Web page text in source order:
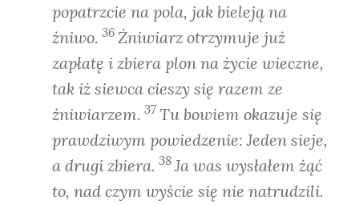
popatrzcie na pola, jak bieleją na
żniwo. 36 Żniwiarz otrzymuje już
zapłatę i zbiera plon na życie wieczne,
tak iż siewca cieszy się razem ze
żniwiarzem. 37 Tu bowiem okazuje się
prawdziwym powiedzenie: Jeden sieje,
a drugi zbiera. 38 Ja was wysłałem żąć
to, nad czym wyście się nie natrudzili.